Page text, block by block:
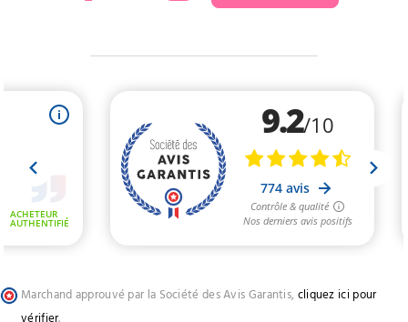
Marchand approuvé par la Société des Avis Garantis, cliquez ici pour